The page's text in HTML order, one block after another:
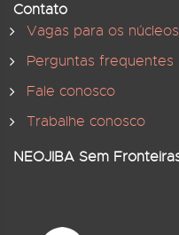
Contato
Vagas para os núcleos
Perguntas frequentes
Fale conosco
Trabalhe conosco
NEOJIBA Sem